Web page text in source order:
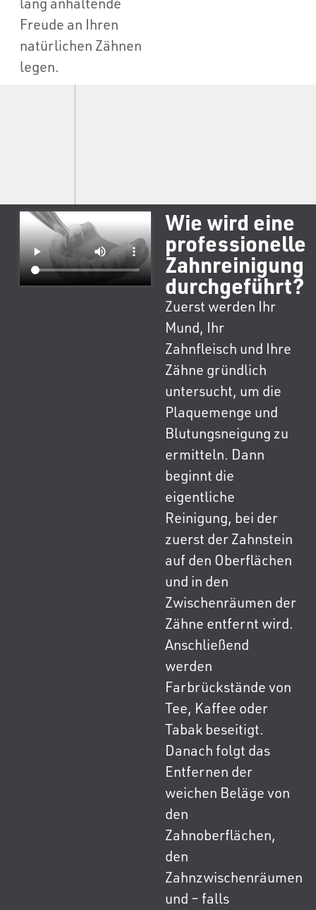
Freude an Ihren
natürlichen Zähnen
legen.
Wie wird eine
professionelle
Zahnreinigung
durchgeführt?
Zuerst werden Ihr
Mund, Ihr
Zahnfleisch und Ihre
Zähne gründlich
untersucht, um die
Plaquemenge und
Blutungsneigung zu
ermitteln. Dann
beginnt die
eigentliche
Reinigung, bei der
zuerst der Zahnstein
auf den Oberflächen
und in den
Zwischenräumen der
Zähne entfernt wird.
Anschließend
werden
Farbrückstände von
Tee, Kaffee oder
Tabak beseitigt.
Danach folgt das
Entfernen der
weichen Beläge von
den
Zahnoberflächen,
den
Zahnzwischenräumen
und – falls